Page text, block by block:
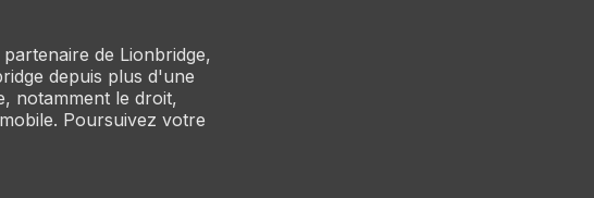
de Lionbridge,
depuis plus d'une
notamment le droit,
Poursuivez votre